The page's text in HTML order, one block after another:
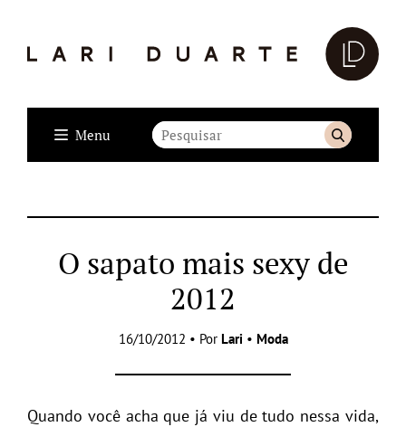
Menu
O sapato mais sexy de
2012
16/10/2012 • Por Lari • Moda
Quando você acha que já viu de tudo nessa vida,